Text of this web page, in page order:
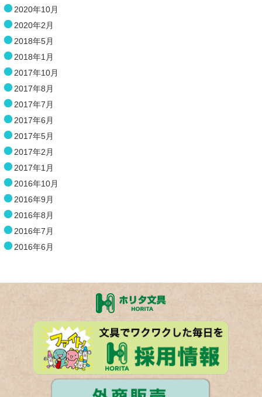
2020年10月
2020年2月
2018年5月
2018年1月
2017年10月
2017年8月
2017年7月
2017年6月
2017年5月
2017年2月
2017年1月
2016年10月
2016年9月
2016年8月
2016年7月
2016年6月